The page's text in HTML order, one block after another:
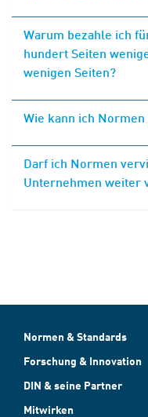
Warum bezahle ich
hundert Seiten
wenigen Seiten?
Wie kann ich
Darf ich Normen
Unternehmen weiter
Normen & Standards
Forschung & Innovation
DIN & seine Partner
Mitwirken